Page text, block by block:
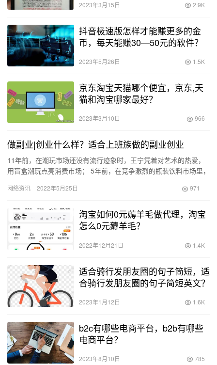
2023年3月15日 2.9K
抖音极速版怎样才能赚更多的金
币，每天能赚30—50元的软件？
2023年5月26日 1.5K
京东淘宝天猫哪个便宜，京东,天
猫和淘宝哪家最好？
2023年3月10日 966
做副业|创业什么样？适合上班族做的副业创业
11年前，在潮玩市场还没有流行迹象时，王宁凭着对艺术的热爱，
用盲盒潮玩点亮消费市场； 5年前，在竞争激烈的瓶装饮料市场里，
泡…
网络资讯 2022年5月25日 971
淘宝如何0元薅羊毛做代理，淘宝
怎么0元薅羊毛？
2022年12月21日 1.4K
适合骑行发朋友圈的句子简短，适
合骑行发朋友圈的句子简短英文？
2023年1月12日 1.6K
b2c有哪些电商平台，b2b有哪些
电商平台？
2023年8月10日 785